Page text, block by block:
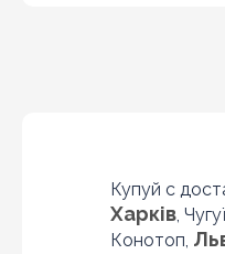
Купуй с
Харків,
Конотоп,